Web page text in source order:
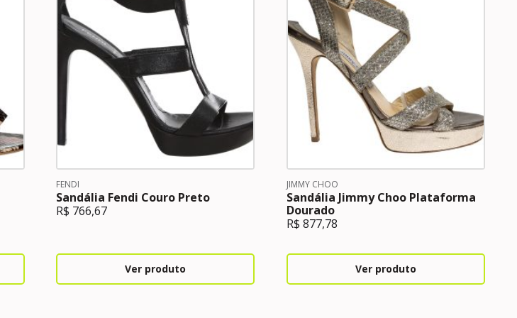
FENDI
Sandália Fendi Couro Preto
R$ 766,67
Ver produto
JIMMY CHOO
Sandália Jimmy Choo Plataforma
Dourado
R$ 877,78
Ver produto